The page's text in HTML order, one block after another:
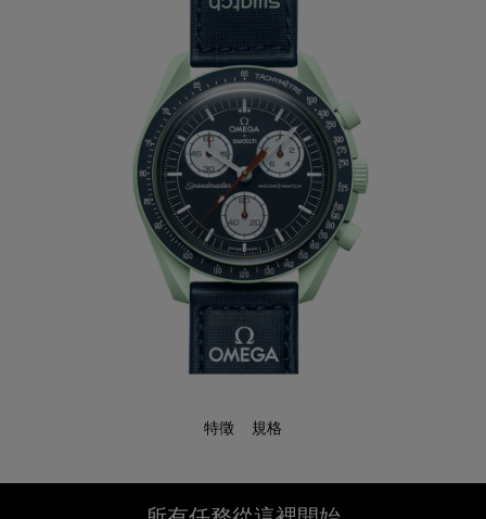
特徵 規格